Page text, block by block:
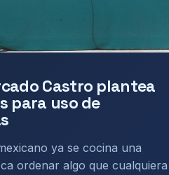
Castro plantea
para uso de
ya se cocina una
ordenar algo que cualquiera